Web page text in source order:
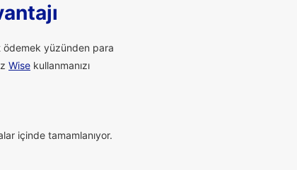
ödemek yüzünden para
Wise kullanmanızı
içinde tamamlanıyor.